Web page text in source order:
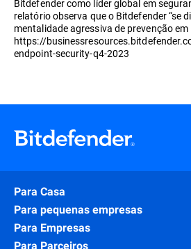
Bitdefender como líder global em
relatório observa que o Bitdefender “se
mentalidade agressiva de prevenção em
https://
endpoint-security-q4-2023
Para Casa
Para pequenas empresas
Para Empresas
Para Parceiros